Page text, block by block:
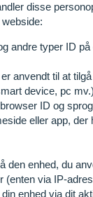
disse
webside:
andre typer ID
anvendt til at
device, pc mv.)
ID og
eller app, der
den enhed, du
(enten via IP-
enhed via dit